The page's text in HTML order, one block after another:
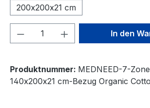
200x200x21 cm
Produkt Anzahl: Gib den
In den
Produktnummer: MEDNEED-7-
140x200x21 cm-Bezug Organic